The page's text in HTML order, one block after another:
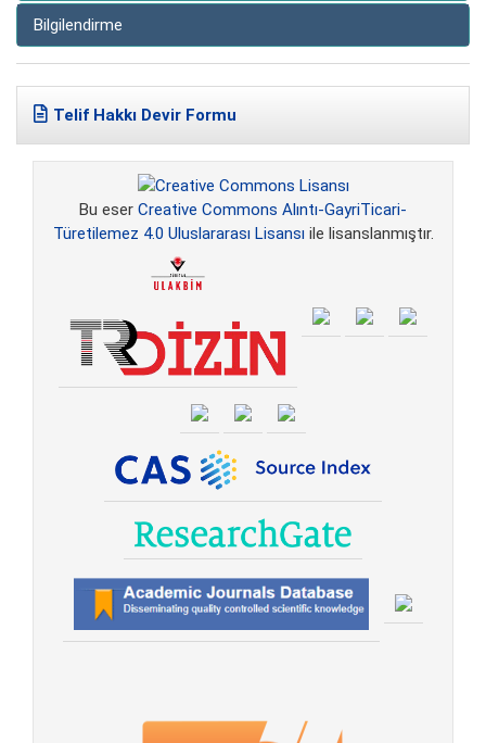
Bilgilendirme
Telif Hakkı Devir Formu
Bu eser Creative Commons Alıntı-GayriTicari-
Türetilemez 4.0 Uluslararası Lisansı ile lisanslanmıştır.